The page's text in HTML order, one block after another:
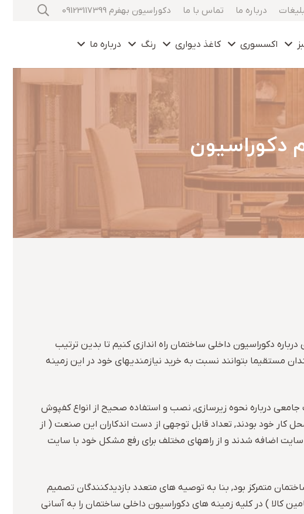
درباره ما تماس با ما دکوراسیون بهفرم 09123117399
اکسسوری کاغذ دیواری رنگ درباره ما
دکوراسیون
دکوراسیون داخلی ساختمان راه اندازی کنیم تا بدین ترتیب
مستقیما بتوانند نسبت به خرید نیازمندیهای خود در این زمینه
بدل شد که اطلاعات جامعی درباره نحوه زیرسازی, نصب و استفاده صحیح از انواع کفپوش
کار خود بودند, تعداد قابل توجهی از دست اندکاران این صنعت ( از
اضافه شدند و از راههای مختلف برای رفع مشکل خود با سایت
متمرکز بود, بنا به توصیه های متعدد بازدیدکنندگان تصمیم
کالا ) در کلیه زمینه های دکوراسیون داخلی ساختمان را به آسانی